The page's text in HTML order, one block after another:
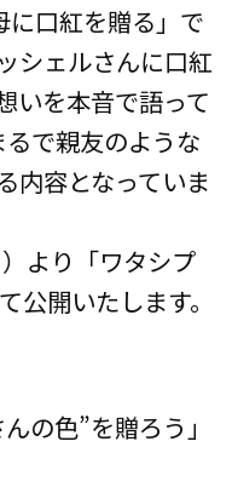
に口紅を贈る」で
シェルさんに口紅
いを本音で語って
で親友のような
内容となっていま
より「ワタシプ
公開いたします。
の色”を贈ろう」